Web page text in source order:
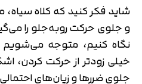
شاید فکر کنید که کلاه
و جلوی حرکت روبه‌جلو را
نگاه‌ کنیم، متوجه می‌شویم
خیلی زودتر از حرکت کردن،
جلوی ضررها و زیان‌های احتمالی